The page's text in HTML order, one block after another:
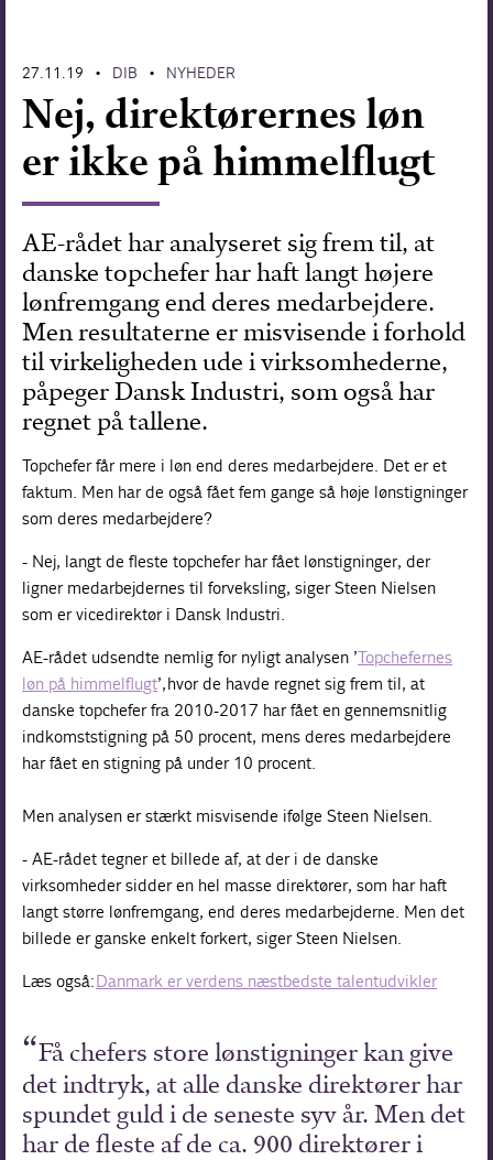
27.11.19 • DIB • NYHEDER
Nej, direktørernes løn
er ikke på himmelflugt
AE-rådet har analyseret sig frem til, at
danske topchefer har haft langt højere
lønfremgang end deres medarbejdere.
Men resultaterne er misvisende i forhold
til virkeligheden ude i virksomhederne,
påpeger Dansk Industri, som også har
regnet på tallene.
Topchefer får mere i løn end deres medarbejdere. Det er et
faktum. Men har de også fået fem gange så høje lønstigninger
som deres medarbejdere?
- Nej, langt de fleste topchefer har fået lønstigninger, der
ligner medarbejdernes til forveksling, siger Steen Nielsen
som er vicedirektør i Dansk Industri.
AE-rådet udsendte nemlig for nyligt analysen ’Topchefernes
løn på himmelflugt’, hvor de havde regnet sig frem til, at
danske topchefer fra 2010-2017 har fået en gennemsnitlig
indkomststigning på 50 procent, mens deres medarbejdere
har fået en stigning på under 10 procent.
Men analysen er stærkt misvisende ifølge Steen Nielsen.
- AE-rådet tegner et billede af, at der i de danske
virksomheder sidder en hel masse direktører, som har haft
langt større lønfremgang, end deres medarbejderne. Men det
billede er ganske enkelt forkert, siger Steen Nielsen.
Læs også:Danmark er verdens næstbedste talentudvikler
Få chefers store lønstigninger kan give
det indtryk, at alle danske direktører har
spundet guld i de seneste syv år. Men det
har de fleste af de ca. 900 direktører i